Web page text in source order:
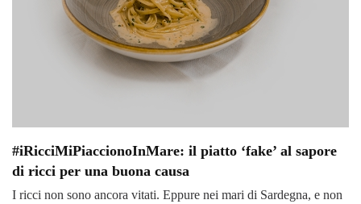
#iRicciMiPiaccionoInMare: il piatto ‘fake’ al sapore
di ricci per una buona causa
I ricci non sono ancora vitati. Eppure nei mari di Sardegna, e non